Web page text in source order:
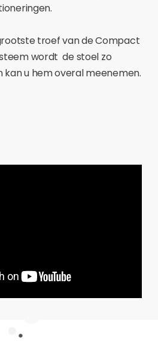
troef van de Compact
wordt de stoel zo
u hem overal meenemen.